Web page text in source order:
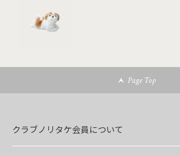
Page Top
クラブノリタケ会員について